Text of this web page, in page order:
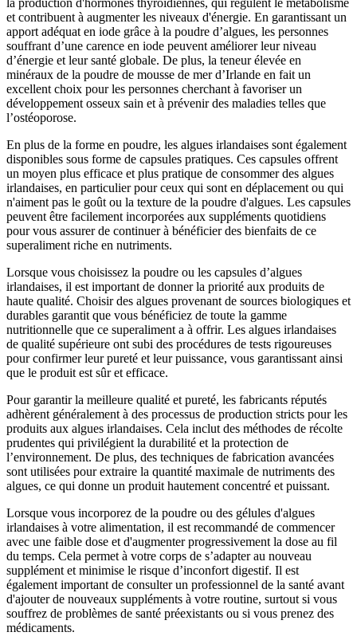
la production d'hormones thyroïdiennes, qui régulent le métabolisme
et contribuent à augmenter les niveaux d'énergie. En garantissant un
apport adéquat en iode grâce à la poudre d’algues, les personnes
souffrant d’une carence en iode peuvent améliorer leur niveau
d’énergie et leur santé globale. De plus, la teneur élevée en
minéraux de la poudre de mousse de mer d’Irlande en fait un
excellent choix pour les personnes cherchant à favoriser un
développement osseux sain et à prévenir des maladies telles que
l’ostéoporose.
En plus de la forme en poudre, les algues irlandaises sont également
disponibles sous forme de capsules pratiques. Ces capsules offrent
un moyen plus efficace et plus pratique de consommer des algues
irlandaises, en particulier pour ceux qui sont en déplacement ou qui
n'aiment pas le goût ou la texture de la poudre d'algues. Les capsules
peuvent être facilement incorporées aux suppléments quotidiens
pour vous assurer de continuer à bénéficier des bienfaits de ce
superaliment riche en nutriments.
Lorsque vous choisissez la poudre ou les capsules d’algues
irlandaises, il est important de donner la priorité aux produits de
haute qualité. Choisir des algues provenant de sources biologiques et
durables garantit que vous bénéficiez de toute la gamme
nutritionnelle que ce superaliment a à offrir. Les algues irlandaises
de qualité supérieure ont subi des procédures de tests rigoureuses
pour confirmer leur pureté et leur puissance, vous garantissant ainsi
que le produit est sûr et efficace.
Pour garantir la meilleure qualité et pureté, les fabricants réputés
adhèrent généralement à des processus de production stricts pour les
produits aux algues irlandaises. Cela inclut des méthodes de récolte
prudentes qui privilégient la durabilité et la protection de
l’environnement. De plus, des techniques de fabrication avancées
sont utilisées pour extraire la quantité maximale de nutriments des
algues, ce qui donne un produit hautement concentré et puissant.
Lorsque vous incorporez de la poudre ou des gélules d'algues
irlandaises à votre alimentation, il est recommandé de commencer
avec une faible dose et d'augmenter progressivement la dose au fil
du temps. Cela permet à votre corps de s’adapter au nouveau
supplément et minimise le risque d’inconfort digestif. Il est
également important de consulter un professionnel de la santé avant
d'ajouter de nouveaux suppléments à votre routine, surtout si vous
souffrez de problèmes de santé préexistants ou si vous prenez des
médicaments.